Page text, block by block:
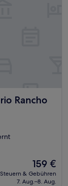
Rancho
Cucamonga
Der
Preis
beträgt
159 €
& Gebühren
7. Aug.–8. Aug.